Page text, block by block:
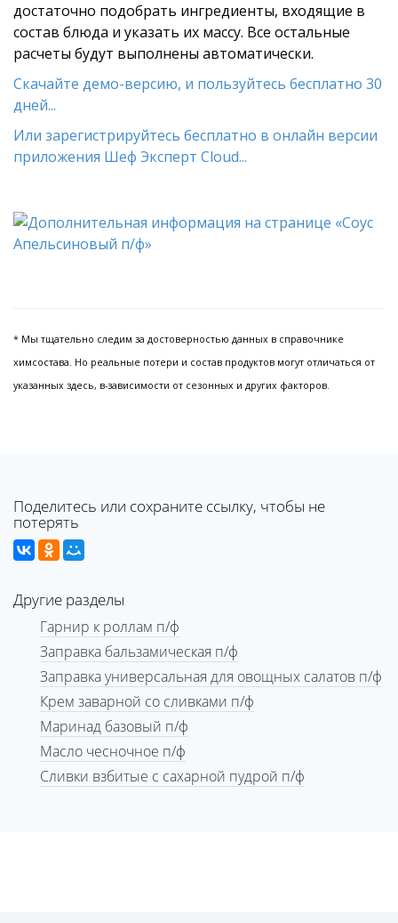
достаточно подобрать ингредиенты, входящие в
состав блюда и указать их массу. Все остальные
расчеты будут выполнены автоматически.
Скачайте демо-версию, и пользуйтесь бесплатно 30
дней...
Или зарегистрируйтесь бесплатно в онлайн версии
приложения Шеф Эксперт Cloud...
* Мы тщательно следим за достоверностью данных в справочнике
химсостава. Но реальные потери и состав продуктов могут отличаться от
указанных здесь, в-зависимости от сезонных и других факторов.
Поделитесь или сохраните ссылку, чтобы не
потерять
Другие разделы
Гарнир к роллам п/ф
Заправка бальзамическая п/ф
Заправка универсальная для овощных салатов п/ф
Крем заварной со сливками п/ф
Маринад базовый п/ф
Масло чесночное п/ф
Сливки взбитые с сахарной пудрой п/ф